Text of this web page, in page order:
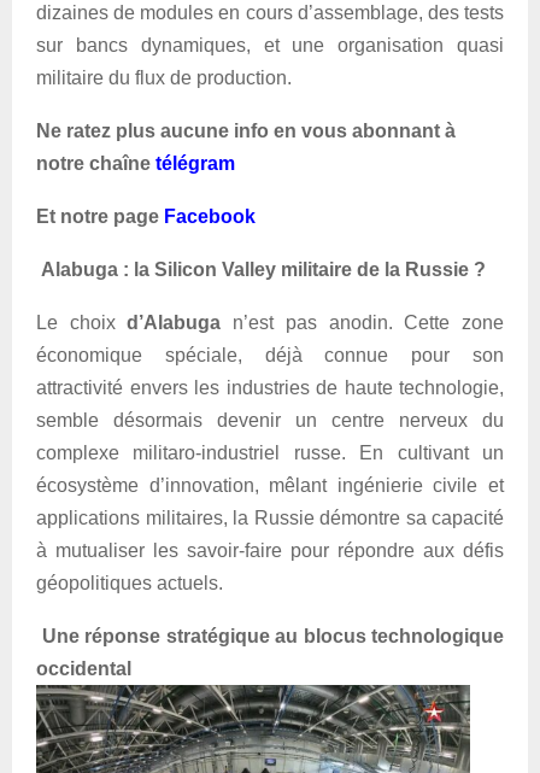
dizaines de modules en cours d’assemblage, des tests
sur bancs dynamiques, et une organisation quasi
militaire du flux de production.
Ne ratez plus aucune info en vous abonnant à
notre chaîne télégram
Et notre page Facebook
Alabuga : la Silicon Valley militaire de la Russie ?
Le choixd’Alabuga n’est pas anodin. Cette zone
économique spéciale, déjà connue pour son
attractivité envers les industries de haute technologie,
semble désormais devenir un centre nerveux du
complexe militaro-industriel russe. En cultivant un
écosystème d’innovation, mêlant ingénierie civile et
applications militaires, la Russie démontre sa capacité
à mutualiser les savoir-faire pour répondre aux défis
géopolitiques actuels.
Une réponse stratégique au blocus technologique
occidental